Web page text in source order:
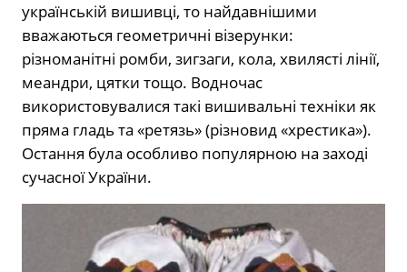
українській вишивці, то найдавнішими
вважаються геометричні візерунки:
різноманітні ромби, зигзаги, кола, хвилясті лінії,
меандри, цятки тощо. Водночас
використовувалися такі вишивальні техніки як
пряма гладь та «ретязь» (різновид «хрестика»).
Остання була особливо популярною на заході
сучасної України.